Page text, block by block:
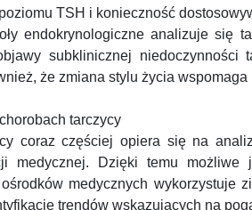
TSH i konieczność
endokrynologiczne analizuje się
subklinicznej niedoczynności
że zmiana stylu życia
tarczycy
coraz częściej opiera się na
medycznej. Dzięki temu
medycznych wykorzystuje
trendów wskazujących na